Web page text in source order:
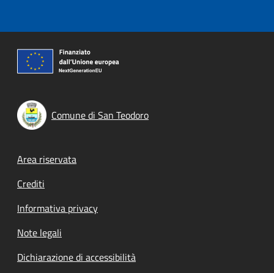
Comune di San Teodoro
Footer menu
Area riservata
Crediti
Informativa privacy
Note legali
Dichiarazione di accessibilità